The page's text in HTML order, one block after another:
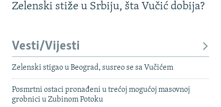
Zelenski stiže u Srbiju, šta Vučić dobija?
Vesti/Vijesti
Zelenski stigao u Beograd, susreo se sa Vučićem
Posmrtni ostaci pronađeni u trećoj mogućoj masovnoj
grobnici u Zubinom Potoku